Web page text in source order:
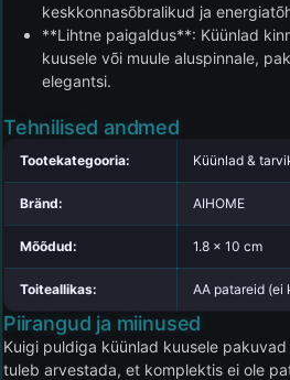
keskkonnasõbralikud ja
**Lihtne paigaldus**: Küünlad
kuusele või muule aluspinnale,
elegantsi.
Tehnilised andmed
Tootekategooria: Küünlad &
Bränd: AIHOME
Mõõdud: 1.8 x 10 cm
Toiteallikas: AA patareid (ei
Piirangud ja miinused
Kuigi puldiga küünlad kuusele
tuleb arvestada, et komplektis ei ole